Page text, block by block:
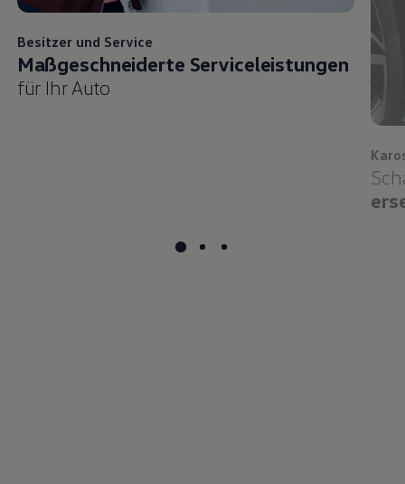
Besitzer und Service
Maßgeschneiderte Serviceleistungen
für Ihr Auto